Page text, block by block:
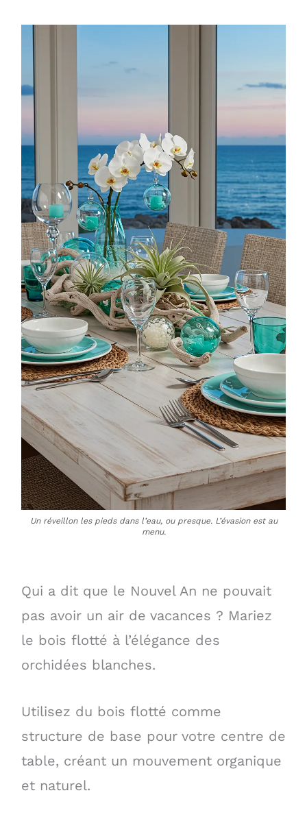
Un réveillon les pieds dans l’eau, ou presque. L’évasion est au
menu.
Qui a dit que le Nouvel An ne pouvait
pas avoir un air de vacances ? Mariez
le bois flotté à l’élégance des
orchidées blanches.
Utilisez du bois flotté comme
structure de base pour votre centre de
table, créant un mouvement organique
et naturel.